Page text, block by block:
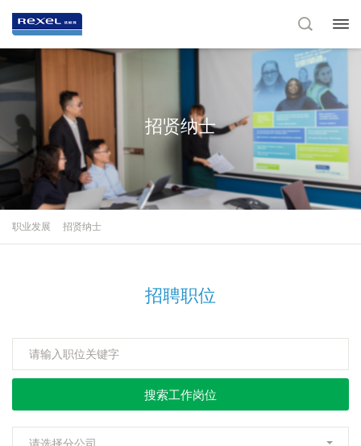
招贤纳士
职业发展 招贤纳士
招聘职位